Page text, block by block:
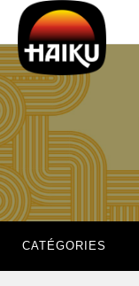
CATÉGORIES